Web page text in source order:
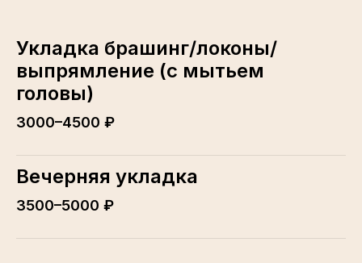
Укладка брашинг/локоны/
выпрямление (с мытьем
головы)
3000–4500 ₽
Вечерняя укладка
3500–5000 ₽